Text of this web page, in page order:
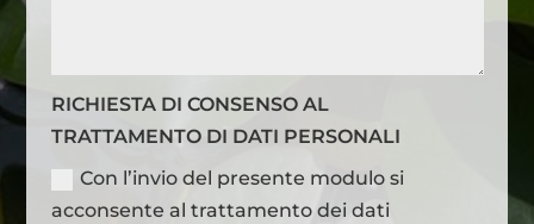
RICHIESTA DI CONSENSO AL
TRATTAMENTO DI DATI PERSONALI
Con l’invio del presente modulo si
acconsente al trattamento dei dati